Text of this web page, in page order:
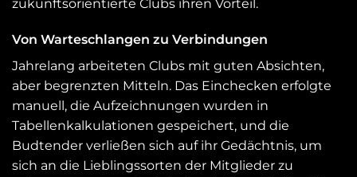
zukunftsorientierte Clubs ihren Vorteil.
Von Warteschlangen zu Verbindungen
Jahrelang arbeiteten Clubs mit guten Absichten,
aber begrenzten Mitteln. Das Einchecken erfolgte
manuell, die Aufzeichnungen wurden in
Tabellenkalkulationen gespeichert, und die
Budtender verließen sich auf ihr Gedächtnis, um
sich an die Lieblingssorten der Mitglieder zu